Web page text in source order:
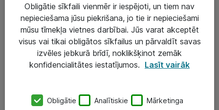
IT serviss un atbalsts
IT infrastruktūra
Darba vietu IT risinājumi
Serveri un datu centri
SIA „ATEA”
Obligātie sīkfaili vienmēr ir iespējoti, un tiem nav
nepieciešama jūsu piekrišana, jo tie ir nepieciešami
mūsu tīmekļa vietnes darbībai. Jūs varat akceptēt
visus vai tikai obligātos sīkfailus un pārvaldīt savas
izvēles jebkurā brīdī, noklikšķinot zemāk
konfidencialitātes iestatījumos. Lasīt vairāk
Obligātie Analītiskie Mārketinga